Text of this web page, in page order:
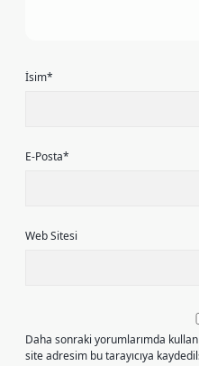
İsim*
E-Posta*
Web Sitesi
Daha sonraki yorumlarımda
site adresim bu tarayıcıya